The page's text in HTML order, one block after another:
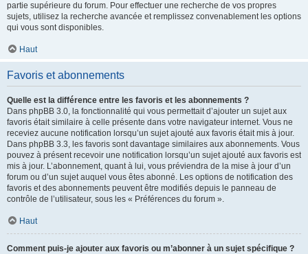
partie supérieure du forum. Pour effectuer une recherche de vos propres
sujets, utilisez la recherche avancée et remplissez convenablement les options
qui vous sont disponibles.
Haut
Favoris et abonnements
Quelle est la différence entre les favoris et les abonnements ?
Dans phpBB 3.0, la fonctionnalité qui vous permettait d’ajouter un sujet aux
favoris était similaire à celle présente dans votre navigateur internet. Vous ne
receviez aucune notification lorsqu’un sujet ajouté aux favoris était mis à jour.
Dans phpBB 3.3, les favoris sont davantage similaires aux abonnements. Vous
pouvez à présent recevoir une notification lorsqu’un sujet ajouté aux favoris est
mis à jour. L’abonnement, quant à lui, vous préviendra de la mise à jour d’un
forum ou d’un sujet auquel vous êtes abonné. Les options de notification des
favoris et des abonnements peuvent être modifiés depuis le panneau de
contrôle de l’utilisateur, sous les « Préférences du forum ».
Haut
Comment puis-je ajouter aux favoris ou m’abonner à un sujet spécifique ?